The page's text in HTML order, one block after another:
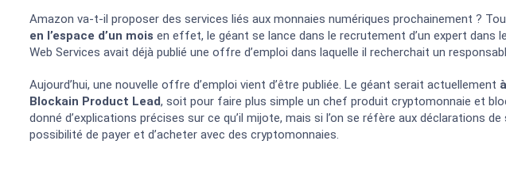
Amazon va-t-il proposer des services liés aux monnaies numériques prochainement ?
en l’espace d’un mois en effet, le géant se lance dans le recrutement d’un expert dans
Web Services avait déjà publié une offre d’emploi dans laquelle il recherchait un
Aujourd’hui, une nouvelle offre d’emploi vient d’être publiée. Le géant serait actuellement
Blockain Product Lead, soit pour faire plus simple un chef produit cryptomonnaie et
donné d’explications précises sur ce qu’il mijote, mais si l’on se réfère aux déclarations
possibilité de payer et d’acheter avec des cryptomonnaies.